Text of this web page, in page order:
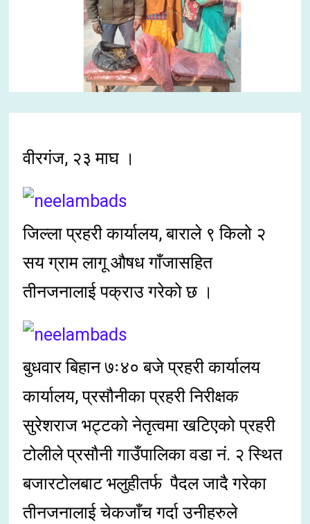
वीरगंज, २३ माघ ।
जिल्ला प्रहरी कार्यालय, बाराले ९ किलो २
सय ग्राम लागू औषध गाँजासहित
तीनजनालाई पक्राउ गरेको छ ।
बुधवार बिहान ७ः४० बजे प्रहरी कार्यालय
कार्यालय, प्रसौनीका प्रहरी निरीक्षक
सुरेशराज भट्टको नेतृत्वमा खटिएको प्रहरी
टोलीले प्रसौनी गाउँपालिका वडा नं. २ स्थित
बजारटोलबाट भलुहीतर्फ पैदल जादै गरेका
तीनजनालाई चेकजाँच गर्दा उनीहरुले